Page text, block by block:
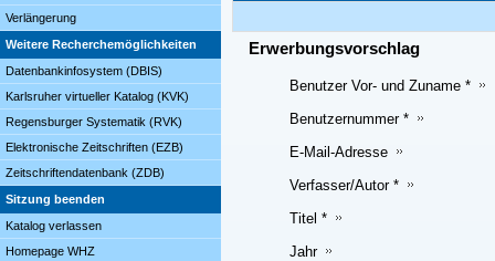
Verlängerung
Weitere Recherchemöglichkeiten
Datenbankinfosystem (DBIS)
Karlsruher virtueller Katalog (KVK)
Regensburger Systematik (RVK)
Elektronische Zeitschriften (EZB)
Zeitschriftendatenbank (ZDB)
Sitzung beenden
Katalog verlassen
Homepage WHZ
Erwerbungsvorschlag
Benutzer Vor- und Zuname *
Benutzernummer *
E-Mail-Adresse
Verfasser/Autor *
Titel *
Jahr